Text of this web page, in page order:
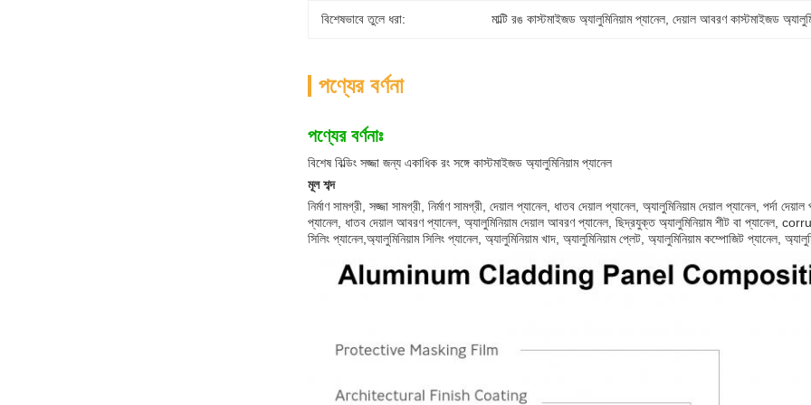
বিশেষভাবে তুলে ধরা: মাল্টি রঙ কাস্টমাইজড অ্যালুমিনিয়াম প্যানেল , দেয়াল আবরণ কাস্টমাইজড
পণ্যের বর্ণনা
পণ্যের বর্ণনাঃ
বিশেষ বিল্ডিং সজ্জা জন্য একাধিক রং সঙ্গে কাস্টমাইজড অ্যালুমিনিয়াম প্যানেল
মূল শব্দ
নির্মাণ সামগ্রী, সজ্জা সামগ্রী, নির্মাণ সামগ্রী, দেয়াল প্যানেল, ধাতব দেয়াল প্যানেল, অ্যালুমিনিয়াম দেয়াল প্যানেল, পর্দা
প্যানেল, ধাতব দেয়াল আবরণ প্যানেল, অ্যালুমিনিয়াম দেয়াল আবরণ প্যানেল, ছিদ্রযুক্ত অ্যালুমিনিয়াম শীট বা প্যানেল,
সিলিং প্যানেল,অ্যালুমিনিয়াম সিলিং প্যানেল, অ্যালুমিনিয়াম খাদ, অ্যালুমিনিয়াম প্লেট, অ্যালুমিনিয়াম কম্পোজিট প্যানেল,